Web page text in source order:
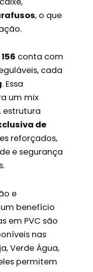
, o que
conta com
cada
. Essa
um mix
estrutura
de
reforçados,
e segurança
e
benefício
em PVC são
nas
Verde Água,
permitem